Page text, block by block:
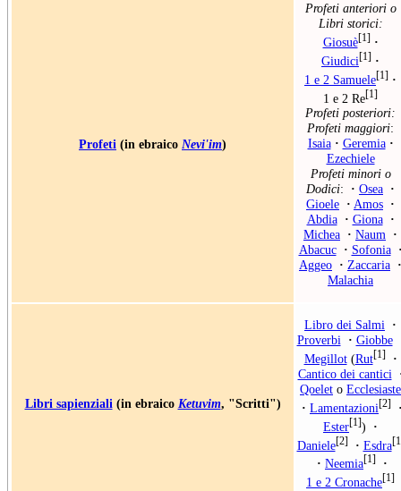
Profeti (in ebraico Nevi'im)
Profeti anteriori o
Libri storici:
Giosuè[1]·
Giudici[1] ·
1 e 2 Samuele[1] ·
1 e 2 Re[1]
Profeti posteriori:
Profeti maggiori:
Isaia· Geremia·
Ezechiele
Profeti minori o
Dodici: · Osea ·
Gioele · Amos ·
Abdia · Giona ·
Michea · Naum ·
Abacuc · Sofonia
Aggeo · Zaccaria ·
Malachia
Libri sapienziali (in ebraico Ketuvim, "Scritti")
Libro dei Salmi ·
Proverbi · Giobbe
Megillot(Rut[1]
·
Cantico dei cantici
Qoelet o Ecclesiaste
· Lamentazioni[2]
Ester[1])
·
Daniele[2] · Esdra
· Neemia[1]
·
1 e 2 Cronache[1]